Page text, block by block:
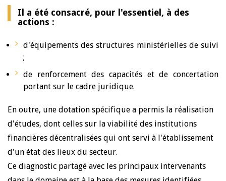
Il a été consacré, pour l'essentiel, à des
actions :
d'équipements des structures ministérielles de suivi
;
de renforcement des capacités et de concertation
portant sur le cadre juridique.
En outre, une dotation spécifique a permis la réalisation
d'études, dont celles sur la viabilité des institutions
financières décentralisées qui ont servi à l'établissement
d'un état des lieux du secteur.
Ce diagnostic partagé avec les principaux intervenants